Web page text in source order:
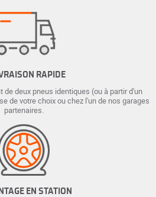
RAPIDE
de deux pneus identiques (ou à partir d'un
de votre choix ou chez l'un de nos garages
partenaires.
EN STATION